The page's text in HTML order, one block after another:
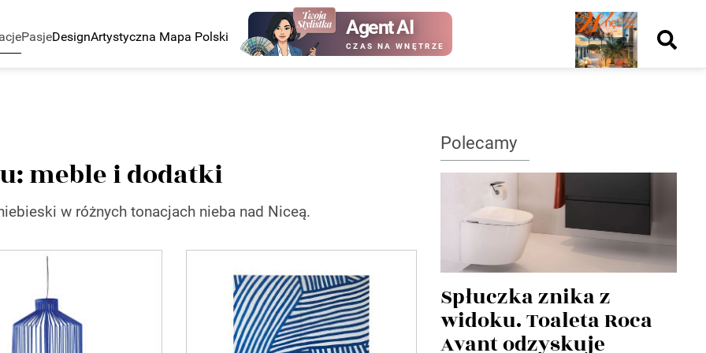
PasjeDesignArtystyczna Mapa Polski Agent AI
CZAS NA WNĘTRZE
Nowy
numer
numer
Wydanie papieroweWydanie cyfrowe
meble i dodatki
w różnych tonacjach nieba nad Niceą.
Polecamy
Spłuczka znika z
widoku. Toaleta Roca
Avant odzyskuje